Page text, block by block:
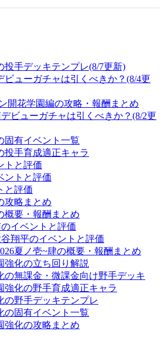
投手デッキテンプレ(8/7更新)
ビューガチャは引くべきか？(8/4更
開花学園編の攻略・報酬まとめ
ビューガチャは引くべきか？(8/2更
固有イベント一覧
投手育成適正キャラ
トと評価
ントと評価
と評価
攻略まとめ
概要・報酬まとめ
イベントと評価
翔平のイベントと評価
夏ノ壱~肆の概要・報酬まとめ
強化の立ち回り解説
の無課金・微課金向け野手デッキ
強化の野手育成適正キャラ
の野手デッキテンプレ
の固有イベント一覧
強化の攻略まとめ